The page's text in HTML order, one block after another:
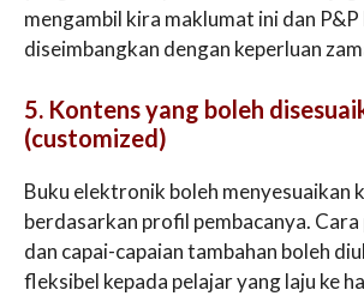
mengambil kira maklumat ini dan P&P
diseimbangkan dengan keperluan
5. Kontens yang boleh
(customized)
Buku elektronik boleh menyesuaikan
berdasarkan profil pembacanya. Cara
dan capai-capaian tambahan boleh
fleksibel kepada pelajar yang laju ke